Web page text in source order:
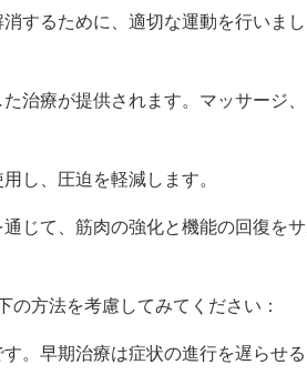
するために、適切な運動を行いまし
治療が提供されます。マッサージ
し、圧迫を軽減します。
じて、筋肉の強化と機能の回復をサ
の方法を考慮してみてください：
。早期治療は症状の進行を遅らせる